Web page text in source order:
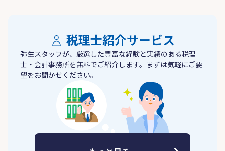
税理士紹介サービス
弥生スタッフが、厳選した豊富な経験と実績のある税理
士・会計事務所を無料でご紹介します。まずは気軽にご要
望をお聞かせください。